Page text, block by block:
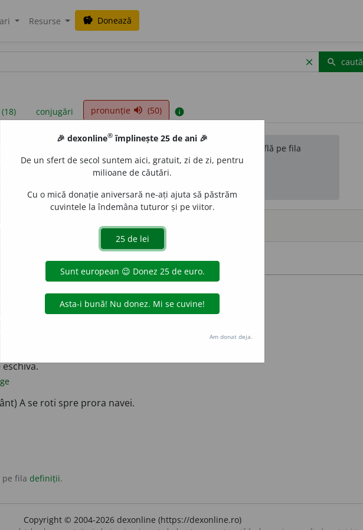
Resurse savings Donează
clear search caută
conjugări pronunție volume_up (50) info
sunt compilate de echipa dexonline. Definițiile originale se află pe fila
reordona filele pe pagina depreferințe.
surse
a nu accepta, a nu primi ceva ce ți se oferă.
accepta admite aproba primi
a nu consimți la ceva, a nu voi să faci ceva.
priva de ceva, a renunța la ceva.
eschiva.
A se roti spre prora navei.
pe fila definiții.
Copyright © 2004-2026 dexonline (https://dexonline.ro)
🎉 dexonline® împlinește 25 de ani 🎉
De un sfert de secol suntem aici, gratuit, zi de zi, pentru
milioane de căutări.
Cu o mică donație aniversară ne-ați ajuta să păstrăm
cuvintele la îndemâna tuturor și pe viitor.
Am donat deja.